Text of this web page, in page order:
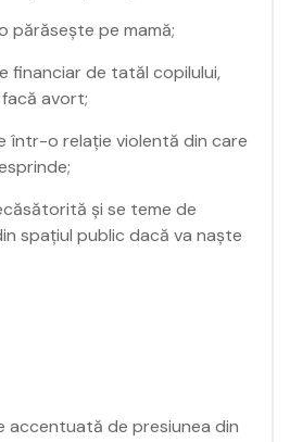
părăsește pe mamă;
financiar de tatăl copilului,
avort;
într-o relație violentă din care
și se teme de
spațiul public dacă va naște
accentuată de presiunea din